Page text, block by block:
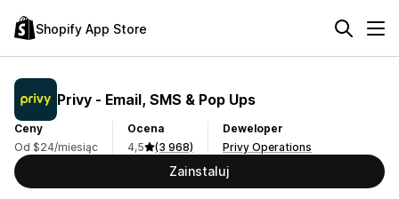
Shopify App Store
Privy ‑ Email, SMS & Pop Ups
Ceny
Od $24/miesiąc
Ocena
4,5
(3 968)
Deweloper
Privy Operations
Zainstaluj